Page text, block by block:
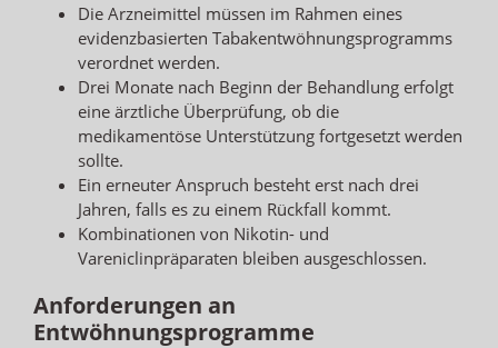
Die Arzneimittel müssen im Rahmen eines
evidenzbasierten Tabakentwöhnungsprogramms
verordnet werden.
Drei Monate nach Beginn der Behandlung erfolgt
eine ärztliche Überprüfung, ob die
medikamentöse Unterstützung fortgesetzt werden
sollte.
Ein erneuter Anspruch besteht erst nach drei
Jahren, falls es zu einem Rückfall kommt.
Kombinationen von Nikotin- und
Vareniclinpräparaten bleiben ausgeschlossen.
Anforderungen an
Entwöhnungsprogramme